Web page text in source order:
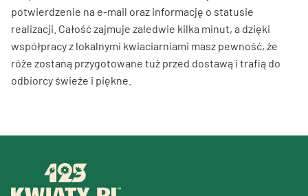
potwierdzenie na e-mail oraz informację o statusie
realizacji. Całość zajmuje zaledwie kilka minut, a dzięki
współpracy z lokalnymi kwiaciarniami masz pewność, że
róże zostaną przygotowane tuż przed dostawą i trafią do
odbiorcy świeże i piękne.